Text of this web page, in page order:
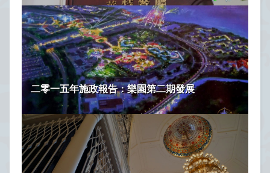
二零一五年施政報告：樂園第二期發展